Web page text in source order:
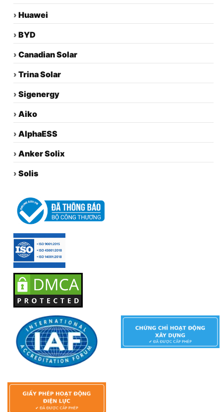
› Huawei
› BYD
› Canadian Solar
› Trina Solar
› Sigenergy
› Aiko
› AlphaESS
› Anker Solix
› Solis